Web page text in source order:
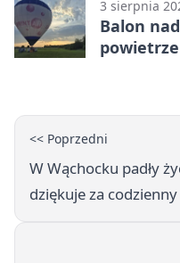
3 sierpnia
Balon
<< Poprzedni
W Wąchocku padły
dziękuje za